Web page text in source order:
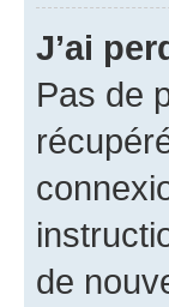
J’ai
Pas de
de